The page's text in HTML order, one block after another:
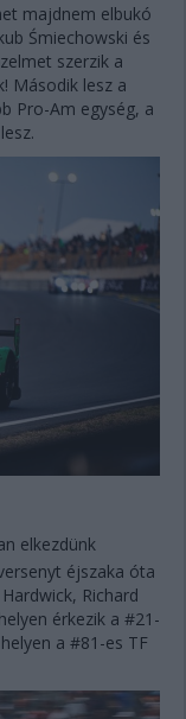
majdnem elbukó
Śmiechowski és
szerzik a
Második lesz a
Pro-Am egység, a
elkezdünk
éjszaka óta
Richard
érkezik a #21-
a #81-es TF